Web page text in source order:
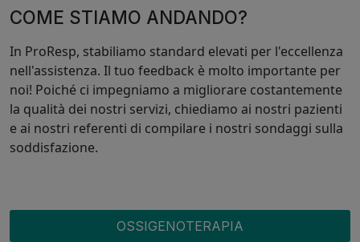
COME STIAMO ANDANDO?
In ProResp, stabiliamo standard elevati per l'eccellenza
nell'assistenza. Il tuo feedback è molto importante per
noi! Poiché ci impegniamo a migliorare costantemente
la qualità dei nostri servizi, chiediamo ai nostri pazienti
e ai nostri referenti di compilare i nostri sondaggi sulla
soddisfazione.
OXYGEN MENUOSSIGENOTERAPIA